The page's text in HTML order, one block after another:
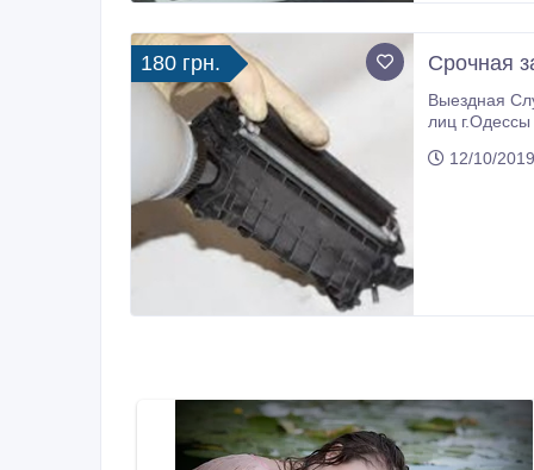
180 грн. Срочная
Выездная
лиц г.Одессы . В
12/10/